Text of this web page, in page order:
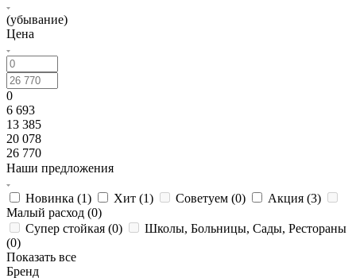
(убывание)
Цена
0
6 693
13 385
20 078
26 770
Наши предложения
Новинка (1) Хит (1) Советуем (0) Акция (3)
Малый расход (0)
Супер стойкая (0)
Школы, Больницы, Сады, Рестораны
(0)
Показать все
Бренд